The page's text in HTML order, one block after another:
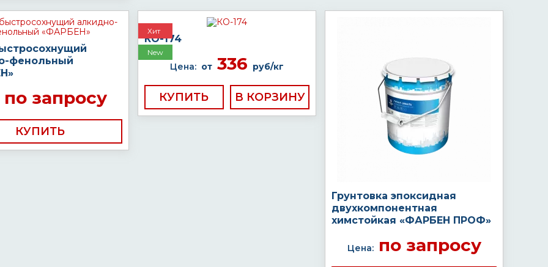
фенольный
запросу
КУПИТЬ
Хит
New
КО-174
Цена: от 336 руб/кг
КУПИТЬ
Грунтовка эпоксидная
двухкомпонентная
химстойкая «ФАРБЕН ПРОФ»
Цена:по запросу